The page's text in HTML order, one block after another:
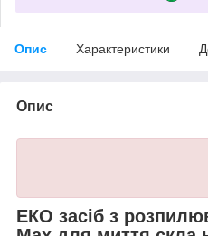
Опис Характеристики
Опис
EКО засіб з